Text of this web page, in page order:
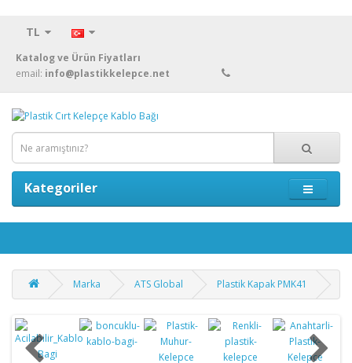
TL
Katalog ve Ürün Fiyatları
email: info@plastikkelepce.net
Kategoriler
Marka ATS Global Plastik Kapak PMK41